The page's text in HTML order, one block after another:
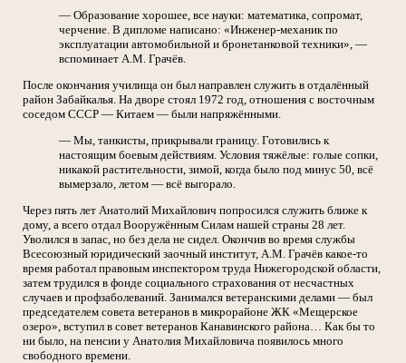
— Образование хорошее, все науки: математика, сопромат,
черчение. В дипломе написано: «Инженер-механик по
эксплуатации автомобильной и бронетанковой техники», —
вспоминает А.М. Грачёв.
После окончания училища он был направлен служить в отдалённый
район Забайкалья. На дворе стоял 1972 год, отношения с восточным
соседом СССР — Китаем — были напряжёнными.
— Мы, танкисты, прикрывали границу. Готовились к
настоящим боевым действиям. Условия тяжёлые: голые сопки,
никакой растительности, зимой, когда было под минус 50, всё
вымерзало, летом — всё выгорало.
Через пять лет Анатолий Михайлович попросился служить ближе к
дому, а всего отдал Вооружённым Силам нашей страны 28 лет.
Уволился в запас, но без дела не сидел. Окончив во время службы
Всесоюзный юридический заочный институт, А.М. Грачёв какое-то
время работал правовым инспектором труда Нижегородской области,
затем трудился в фонде социального страхования от несчастных
случаев и профзаболеваний. Занимался ветеранскими делами — был
председателем совета ветеранов в микрорайоне ЖК «Мещерское
озеро», вступил в совет ветеранов Канавинского района… Как бы то
ни было, на пенсии у Анатолия Михайловича появилось много
свободного времени.